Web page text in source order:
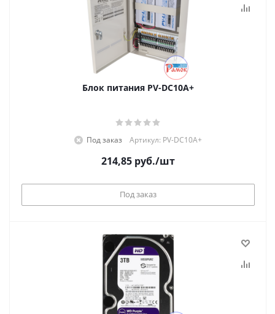
Блок питания PV-DC10A+
Под заказ Артикул: PV-DC10A+
214,85 руб./шт
Под заказ